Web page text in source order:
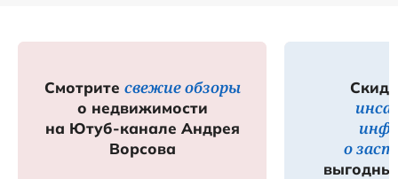
Смотрите свежие обзоры
о недвижимости
на Ютуб-канале Андрея
Ворсова
о